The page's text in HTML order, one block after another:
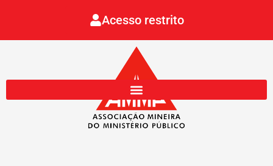
Acesso restrito